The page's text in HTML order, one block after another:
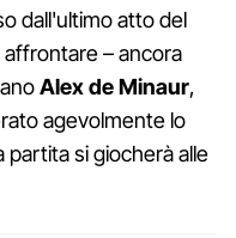
dall'ultimo atto del
– ancora
Alex de Minaur,
agevolmente lo
partita si giocherà alle